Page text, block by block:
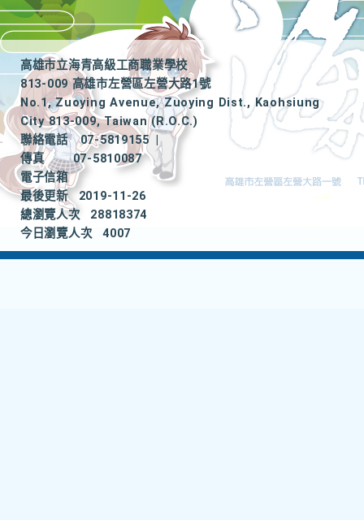
高雄市立海青高級工商職業學校
813-009 高雄市左營區左營大路1號
No.1, Zuoying Avenue, Zuoying Dist., Kaohsiung
City 813-009, Taiwan (R.O.C.)
聯絡電話
07-5819155
|
傳真
07-5810087
電子信箱
最後更新
2019-11-26
總瀏覽人次
28818374
今日瀏覽人次
4007